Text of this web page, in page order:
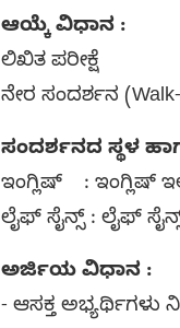
ಆಯ್ಕೆ ವಿಧಾನ :
ಲಿಖಿತ ಪರೀಕ್ಷೆ
ನೇರ ಸಂದರ್ಶನ
ಸಂದರ್ಶನದ ಸ್ಥಳ
ಇಂಗ್ಲಿಷ್ : ಇಂಗ್ಲಿಷ್
ಲೈಫ್ ಸೈನ್ಸ್ : ಲೈಫ್
ಅರ್ಜಿಯ ವಿಧಾನ :
- ಆಸಕ್ತ ಅಭ್ಯರ್ಥಿಗಳು